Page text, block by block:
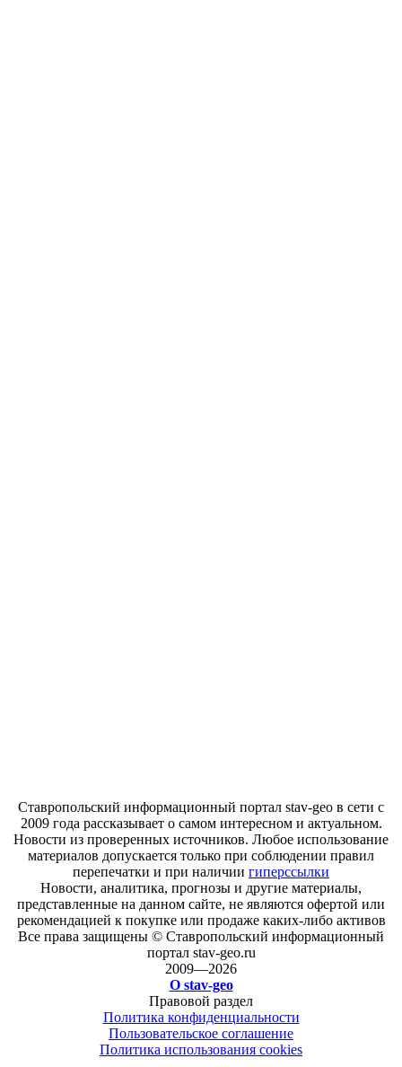
Ставропольский информационный портал stav-geo в сети с
2009 года рассказывает о самом интересном и актуальном.
Новости из проверенных источников. Любое использование
материалов допускается только при соблюдении правил
перепечатки и при наличии гиперссылки
Новости, аналитика, прогнозы и другие материалы,
представленные на данном сайте, не являются офертой или
рекомендацией к покупке или продаже каких-либо активов
Все права защищены © Ставропольский информационный
портал stav-geo.ru
2009—2026
О stav-geo
Правовой раздел
Политика конфиденциальности
Пользовательское соглашение
Политика использования cookies